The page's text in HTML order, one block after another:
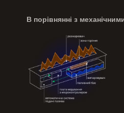
В порівнянні з